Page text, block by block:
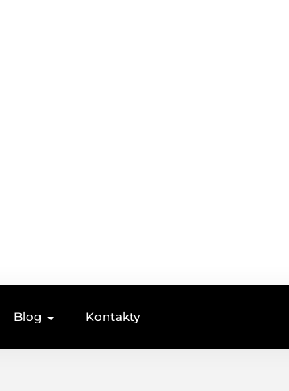
Blog Kontakty